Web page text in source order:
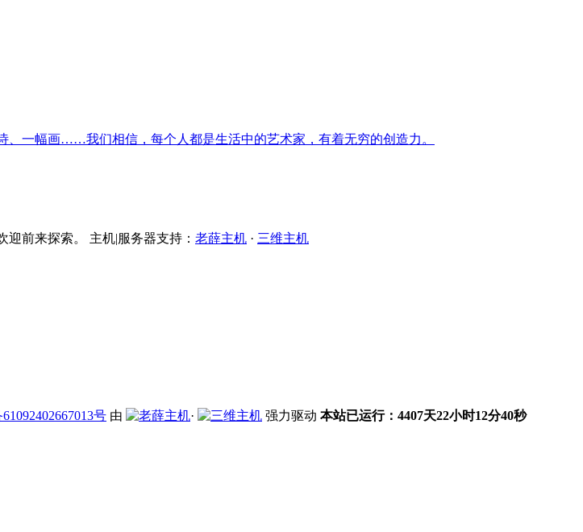
一幅画……我们相信，每个人都是生活中的艺术家，有着无穷的创造力。
前来探索。 主机|服务器支持： 老薛主机 · 三维主机
号 由 · 强力驱动 本站已运行：4407天22小时12分40秒